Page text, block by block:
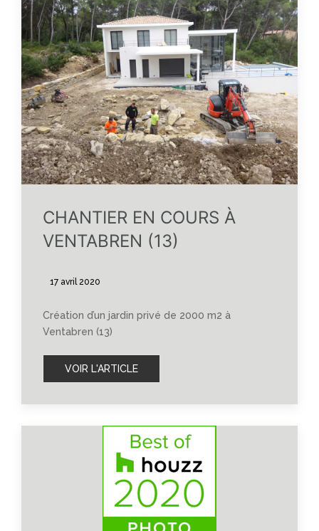
CHANTIER EN COURS À
VENTABREN (13)
17 avril 2020
Création d’un jardin privé de 2000 m2 à
Ventabren (13)
VOIR L'ARTICLE